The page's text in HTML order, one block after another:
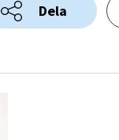
Dela